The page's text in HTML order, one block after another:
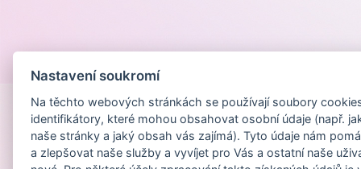
Nastavení soukromí
Na těchto webových stránkách se používají soubory
identifikátory, které mohou obsahovat osobní údaje (např.
naše stránky a jaký obsah vás zajímá). Tyto údaje nám
a zlepšovat naše služby a vyvíjet pro Vás a ostatní naše